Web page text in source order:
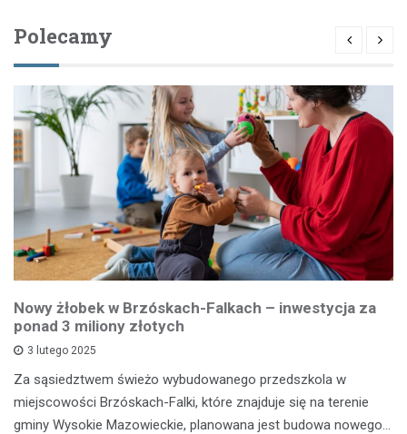
Polecamy
Nowy żłobek w Brzóskach-Falkach – inwestycja za
ponad 3 miliony złotych
3 lutego 2025
Za sąsiedztwem świeżo wybudowanego przedszkola w
miejscowości Brzóskach-Falki, które znajduje się na terenie
gminy Wysokie Mazowieckie, planowana jest budowa nowego…